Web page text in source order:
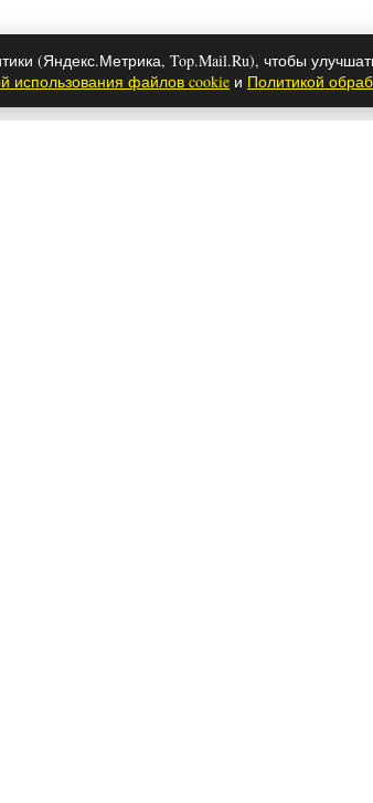
(Яндекс.Метрика, Top.Mail.Ru), чтобы
использования файлов cookie и Политикой